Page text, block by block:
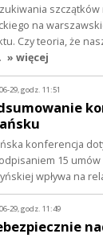
na
Czy teoria, że
» więcej
29, godz. 11:51
konferencja
15
wpływa na
29, godz. 11:49